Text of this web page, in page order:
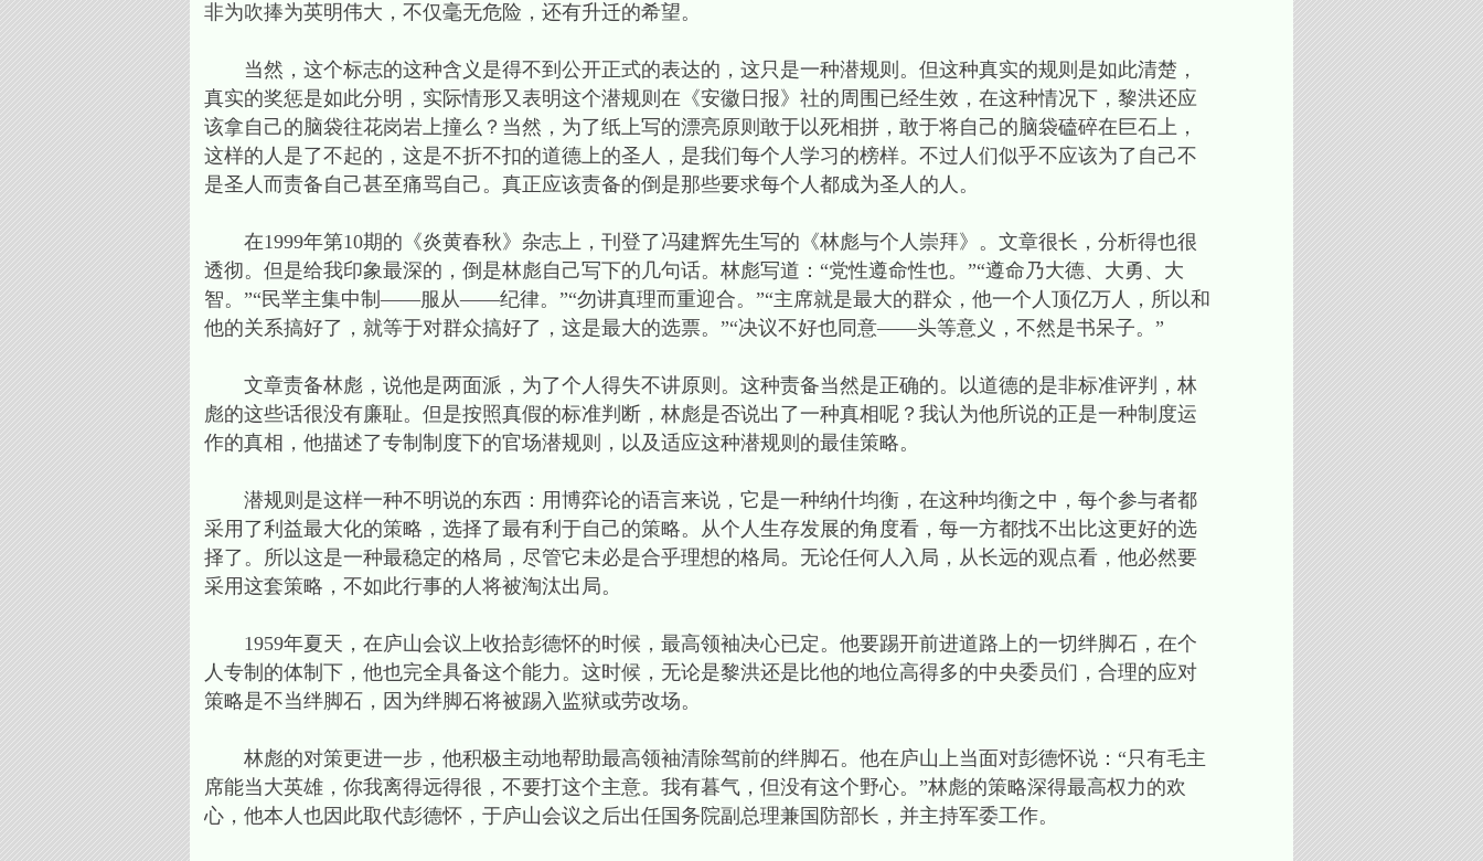
非为吹捧为英明伟大，不仅毫无危险，还有升迁的希望。
当然，这个标志的这种含义是得不到公开正式的表达的，这只是一种潜规则。但这种真实的规则是如此清楚，
真实的奖惩是如此分明，实际情形又表明这个潜规则在《安徽日报》社的周围已经生效，在这种情况下，黎洪还应
该拿自己的脑袋往花岗岩上撞么？当然，为了纸上写的漂亮原则敢于以死相拼，敢于将自己的脑袋磕碎在巨石上，
这样的人是了不起的，这是不折不扣的道德上的圣人，是我们每个人学习的榜样。不过人们似乎不应该为了自己不
是圣人而责备自己甚至痛骂自己。真正应该责备的倒是那些要求每个人都成为圣人的人。
在1999年第10期的《炎黄春秋》杂志上，刊登了冯建辉先生写的《林彪与个人崇拜》。文章很长，分析得也很
透彻。但是给我印象最深的，倒是林彪自己写下的几句话。林彪写道：“党性遵命性也。”“遵命乃大德、大勇、大
智。”“民丵主集中制——服从——纪律。”“勿讲真理而重迎合。”“主席就是最大的群众，他一个人顶亿万人，所以和
他的关系搞好了，就等于对群众搞好了，这是最大的选票。”“决议不好也同意——头等意义，不然是书呆子。”
文章责备林彪，说他是两面派，为了个人得失不讲原则。这种责备当然是正确的。以道德的是非标准评判，林
彪的这些话很没有廉耻。但是按照真假的标准判断，林彪是否说出了一种真相呢？我认为他所说的正是一种制度运
作的真相，他描述了专制制度下的官场潜规则，以及适应这种潜规则的最佳策略。
潜规则是这样一种不明说的东西：用博弈论的语言来说，它是一种纳什均衡，在这种均衡之中，每个参与者都
采用了利益最大化的策略，选择了最有利于自己的策略。从个人生存发展的角度看，每一方都找不出比这更好的选
择了。所以这是一种最稳定的格局，尽管它未必是合乎理想的格局。无论任何人入局，从长远的观点看，他必然要
采用这套策略，不如此行事的人将被淘汰出局。
1959年夏天，在庐山会议上收拾彭德怀的时候，最高领袖决心已定。他要踢开前进道路上的一切绊脚石，在个
人专制的体制下，他也完全具备这个能力。这时候，无论是黎洪还是比他的地位高得多的中央委员们，合理的应对
策略是不当绊脚石，因为绊脚石将被踢入监狱或劳改场。
林彪的对策更进一步，他积极主动地帮助最高领袖清除驾前的绊脚石。他在庐山上当面对彭德怀说：“只有毛主
席能当大英雄，你我离得远得很，不要打这个主意。我有暮气，但没有这个野心。”林彪的策略深得最高权力的欢
心，他本人也因此取代彭德怀，于庐山会议之后出任国务院副总理兼国防部长，并主持军委工作。